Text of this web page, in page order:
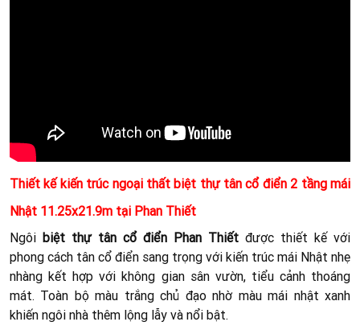
Thiết kế kiến trúc ngoại thất biệt thự tân cổ điển 2 tầng mái
Nhật 11.25x21.9m tại Phan Thiết
Ngôi biệt thự tân cổ điển Phan Thiết được thiết kế với
phong cách tân cổ điển sang trọng với kiến trúc mái Nhật nhẹ
nhàng kết hợp với không gian sân vườn, tiểu cảnh thoáng
mát. Toàn bộ màu trắng chủ đạo nhờ màu mái nhật xanh
khiến ngôi nhà thêm lộng lẫy và nổi bật.